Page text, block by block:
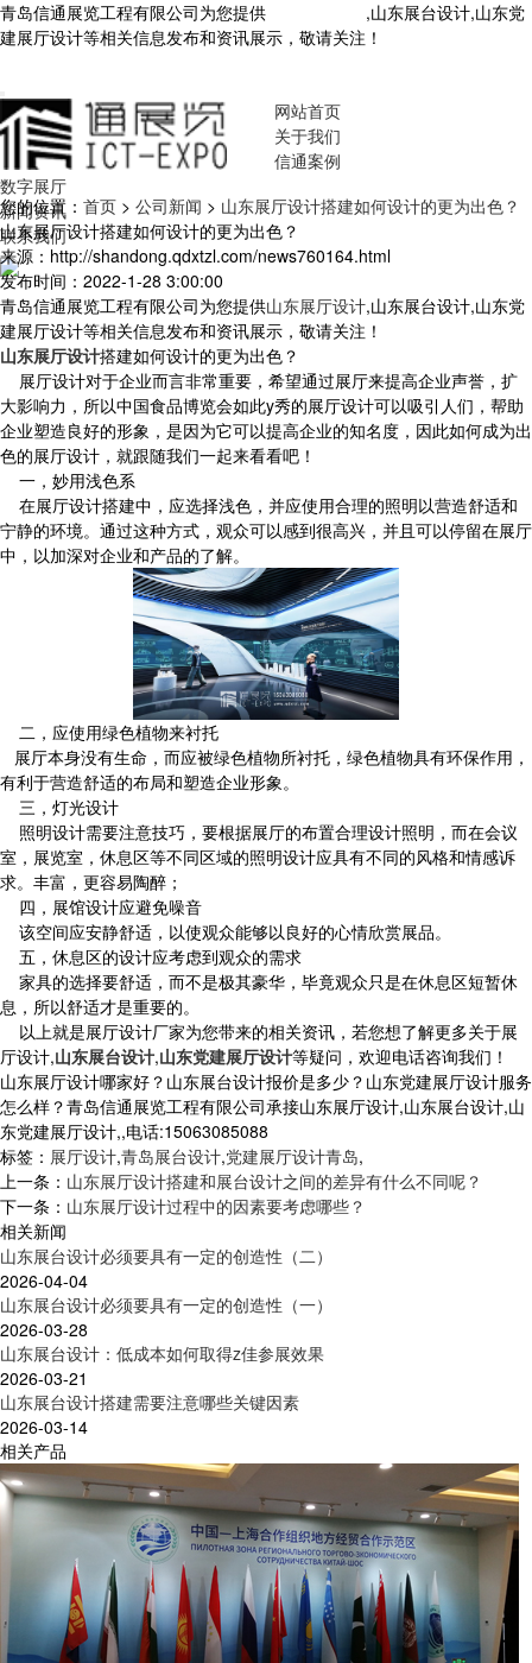
青岛信通展览工程有限公司为您提供
,山东展台设计,山东党
建展厅设计等相关信息发布和资讯展示，敬请关注！
网站首页
关于我们
信通案例
数字展厅
新闻资讯
联系我们
您的位置： 首页 > 公司新闻 > 山东展厅设计搭建如何设计的更为出色？
山东展厅设计搭建如何设计的更为出色？
来源：http://shandong.qdxtzl.com/news760164.html
发布时间：2022-1-28 3:00:00
青岛信通展览工程有限公司为您提供山东展厅设计,山东展台设计,山东党
建展厅设计等相关信息发布和资讯展示，敬请关注！
山东展厅设计搭建如何设计的更为出色？
展厅设计对于企业而言非常重要，希望通过展厅来提高企业声誉，扩
大影响力，所以中国食品博览会如此y秀的展厅设计可以吸引人们，帮助
企业塑造良好的形象，是因为它可以提高企业的知名度，因此如何成为出
色的展厅设计，就跟随我们一起来看看吧！
一，妙用浅色系
在展厅设计搭建中，应选择浅色，并应使用合理的照明以营造舒适和
宁静的环境。通过这种方式，观众可以感到很高兴，并且可以停留在展厅
中，以加深对企业和产品的了解。
二，应使用绿色植物来衬托
展厅本身没有生命，而应被绿色植物所衬托，绿色植物具有环保作用，
有利于营造舒适的布局和塑造企业形象。
三，灯光设计
照明设计需要注意技巧，要根据展厅的布置合理设计照明，而在会议
室，展览室，休息区等不同区域的照明设计应具有不同的风格和情感诉
求。丰富，更容易陶醉；
四，展馆设计应避免噪音
该空间应安静舒适，以使观众能够以良好的心情欣赏展品。
五，休息区的设计应考虑到观众的需求
家具的选择要舒适，而不是极其豪华，毕竟观众只是在休息区短暂休
息，所以舒适才是重要的。
以上就是展厅设计厂家为您带来的相关资讯，若您想了解更多关于展
厅设计,山东展台设计,山东党建展厅设计等疑问，欢迎电话咨询我们！
山东展厅设计哪家好？山东展台设计报价是多少？山东党建展厅设计服务
怎么样？青岛信通展览工程有限公司承接山东展厅设计,山东展台设计,山
东党建展厅设计,,电话:15063085088
标签： 展厅设计,青岛展台设计,党建展厅设计青岛,
上一条： 山东展厅设计搭建和展台设计之间的差异有什么不同呢？
下一条： 山东展厅设计过程中的因素要考虑哪些？
相关新闻
山东展台设计必须要具有一定的创造性（二）
2026-04-04
山东展台设计必须要具有一定的创造性（一）
2026-03-28
山东展台设计：低成本如何取得z佳参展效果
2026-03-21
山东展台设计搭建需要注意哪些关键因素
2026-03-14
相关产品